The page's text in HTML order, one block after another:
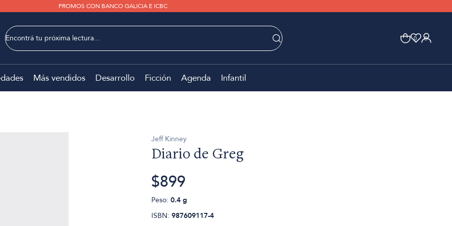
PROMOS CON BANCO GALICIA E ICBC
0 0
Más vendidos Desarrollo Ficción Agenda Infantil
Jeff Kinney
Diario de Greg
$899
Peso: 0.4 g
ISBN: 987609117-4